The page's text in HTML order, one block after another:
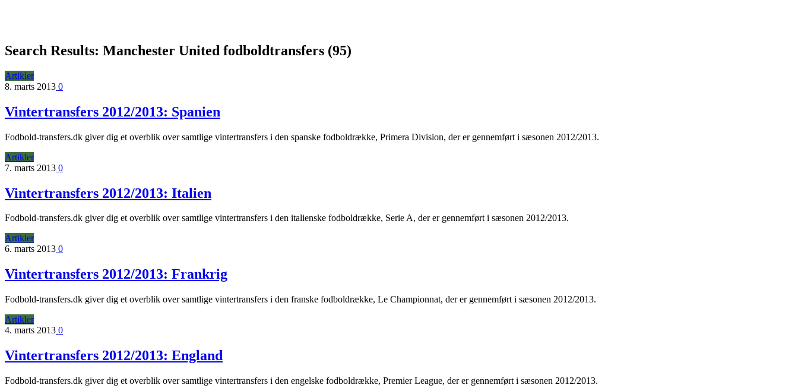
Search Results: Manchester United fodboldtransfers (95)
Artikler
8. marts 2013 0
Vintertransfers 2012/2013: Spanien
Fodbold-transfers.dk giver dig et overblik over samtlige vintertransfers i den spanske fodboldrække, Primera Division, der er gennemført i sæsonen 2012/2013.
Artikler
7. marts 2013 0
Vintertransfers 2012/2013: Italien
Fodbold-transfers.dk giver dig et overblik over samtlige vintertransfers i den italienske fodboldrække, Serie A, der er gennemført i sæsonen 2012/2013.
Artikler
6. marts 2013 0
Vintertransfers 2012/2013: Frankrig
Fodbold-transfers.dk giver dig et overblik over samtlige vintertransfers i den franske fodboldrække, Le Championnat, der er gennemført i sæsonen 2012/2013.
Artikler
4. marts 2013 0
Vintertransfers 2012/2013: England
Fodbold-transfers.dk giver dig et overblik over samtlige vintertransfers i den engelske fodboldrække, Premier League, der er gennemført i sæsonen 2012/2013.